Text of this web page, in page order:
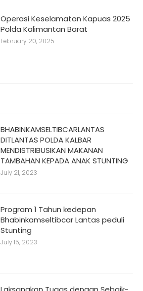
Operasi Keselamatan Kapuas 2025
Polda Kalimantan Barat
February 20, 2025
BHABINKAMSELTIBCARLANTAS
DITLANTAS POLDA KALBAR
MENDISTRIBUSIKAN MAKANAN
TAMBAHAN KEPADA ANAK STUNTING
July 21, 2023
Program 1 Tahun kedepan
Bhabinkamseltibcar Lantas peduli
Stunting
July 15, 2023